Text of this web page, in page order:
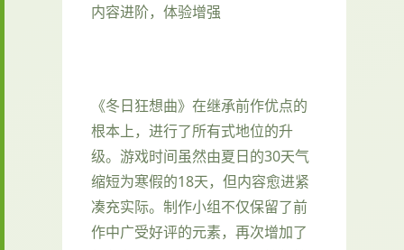
内容进阶，体验增强
《冬日狂想曲》在继承前作优点的
根本上，进行了所有式地位的升
级。游戏时间虽然由夏日的30天气
缩短为寒假的18天，但内容愈进紧
凑充实际。制作小组不仅保留了前
作中广受好评的元素，再次增加了​​